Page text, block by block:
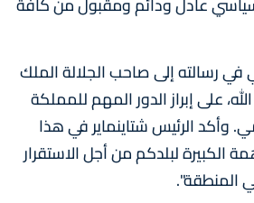
في رسالته إلى صاحب الجلالة الملك
على إبراز الدور المهم للمملكة
وأكد الرئيس شتاينماير في هذا
الكبيرة لبلدكم من أجل الاستقرار
المنطقة".